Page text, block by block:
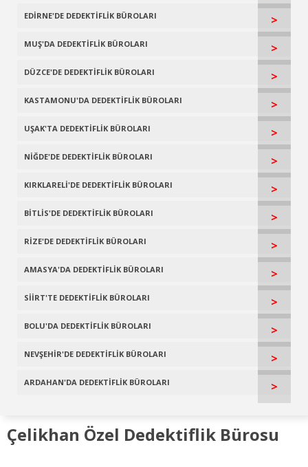
EDİRNE'DE DEDEKTİFLİK BÜROLARI >
MUŞ'DA DEDEKTİFLİK BÜROLARI >
DÜZCE'DE DEDEKTİFLİK BÜROLARI >
KASTAMONU'DA DEDEKTİFLİK BÜROLARI >
UŞAK'TA DEDEKTİFLİK BÜROLARI >
NİĞDE'DE DEDEKTİFLİK BÜROLARI >
KIRKLARELİ'DE DEDEKTİFLİK BÜROLARI >
BİTLİS'DE DEDEKTİFLİK BÜROLARI >
RİZE'DE DEDEKTİFLİK BÜROLARI >
AMASYA'DA DEDEKTİFLİK BÜROLARI >
SİİRT'TE DEDEKTİFLİK BÜROLARI >
BOLU'DA DEDEKTİFLİK BÜROLARI >
NEVŞEHİR'DE DEDEKTİFLİK BÜROLARI >
ARDAHAN'DA DEDEKTİFLİK BÜROLARI >
Çelikhan Özel Dedektiflik Bürosu